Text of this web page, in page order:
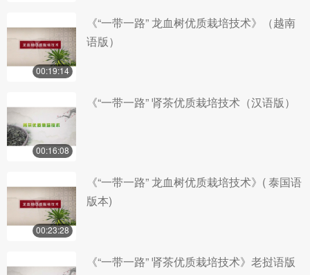
00:19:14
《“一带一路” 龙血树优质栽培技术》（越南
语版）
00:16:08
《“一带一路” 肾茶优质栽培技术（汉语版）
00:23:28
《“一带一路” 龙血树优质栽培技术》( 泰国语
版本)
《“一带一路” 肾茶优质栽培技术》老挝语版